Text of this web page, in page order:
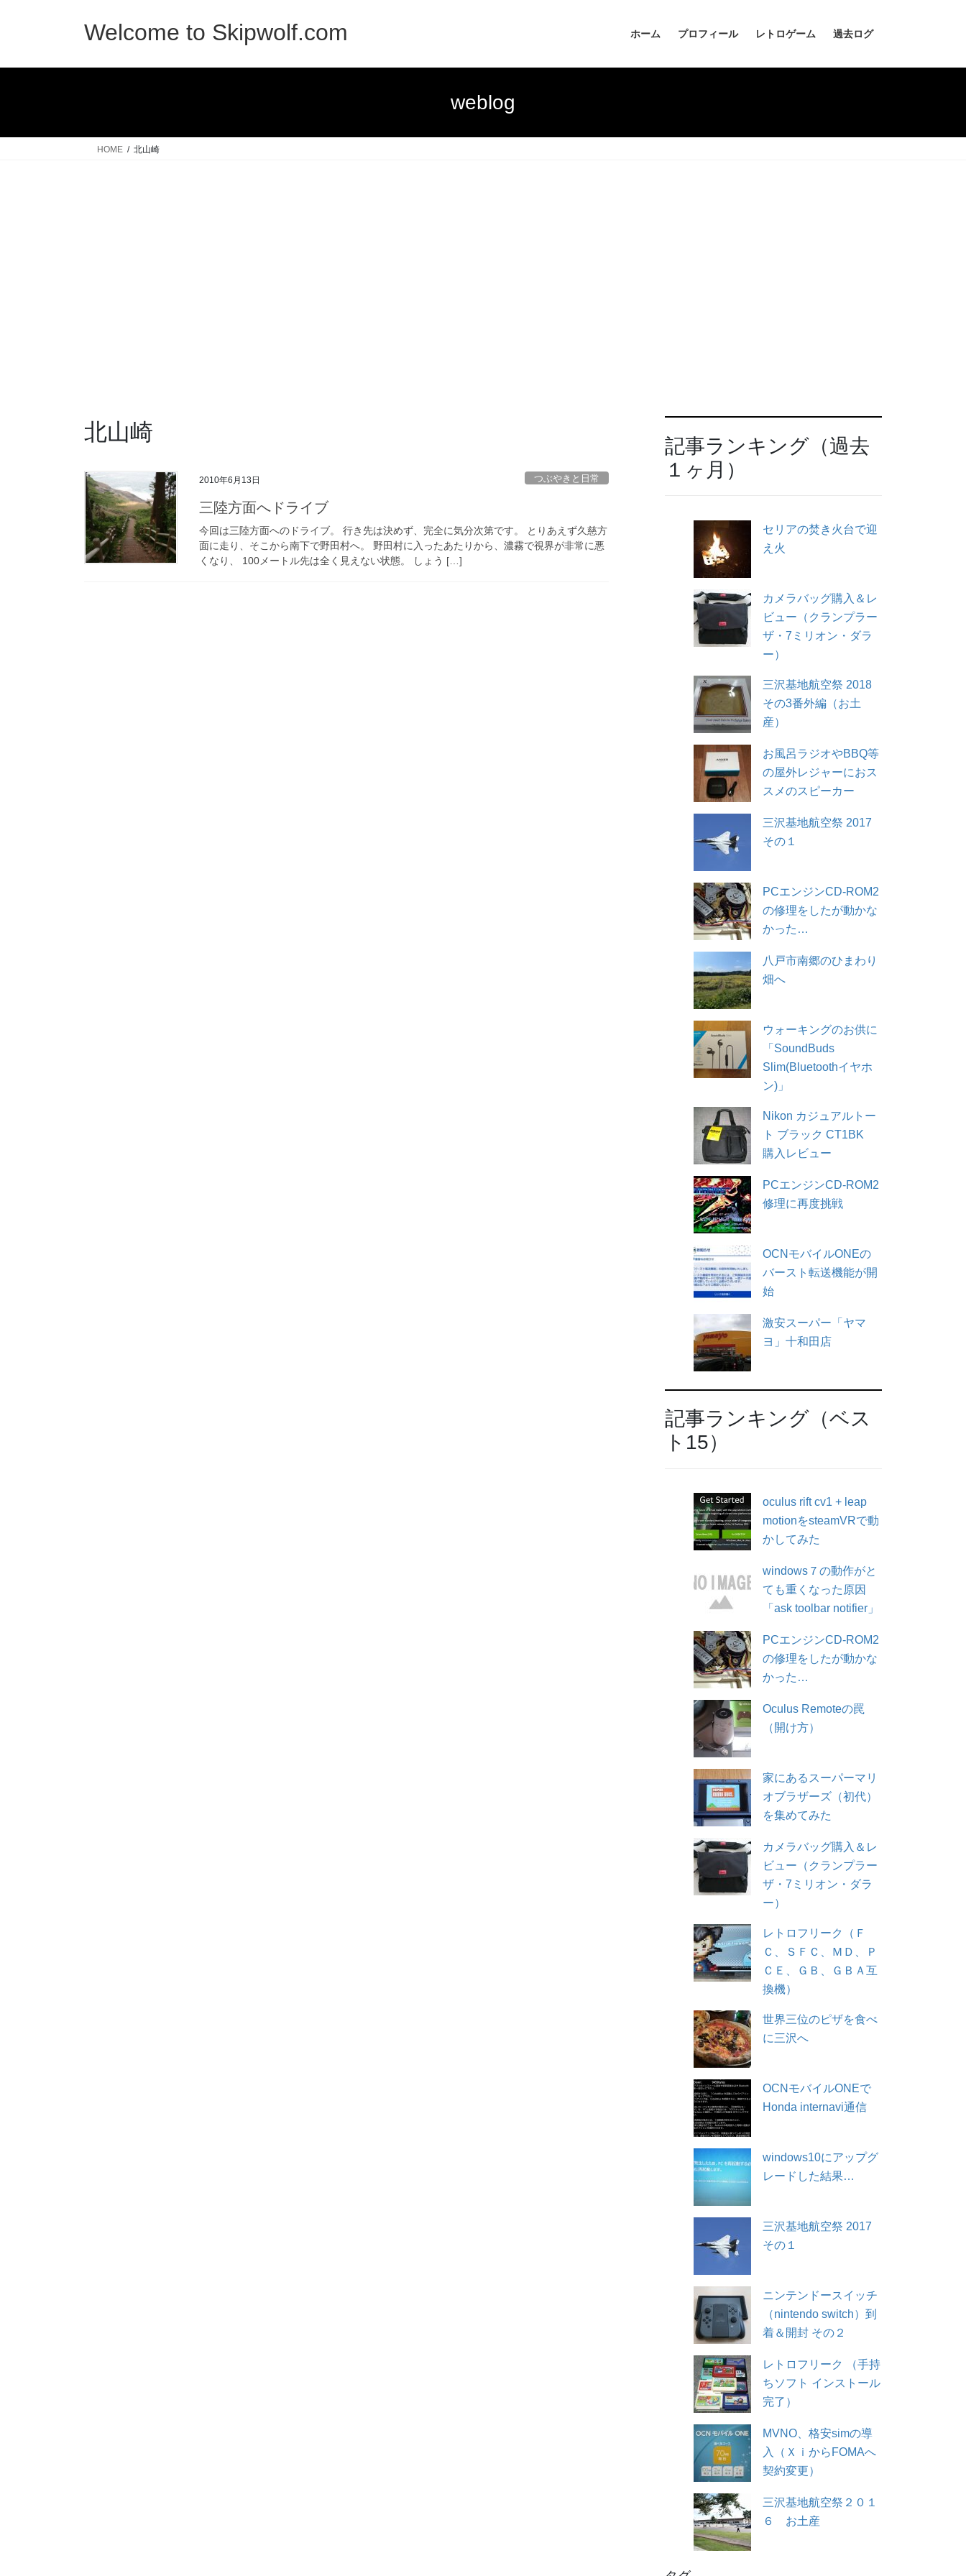
Welcome to Skipwolf.com ホーム プロフィール レトロゲーム 過去ログ
weblog
HOME 北山崎
北山崎
2010年6月13日 つぶやきと日常
三陸方面へドライブ
今回は三陸方面へのドライブ。 行き先は決めず、完全に気分次第です。 とりあえず久慈方
面に走り、そこから南下で野田村へ。 野田村に入ったあたりから、濃霧で視界が非常に悪
くなり、 100メートル先は全く見えない状態。 しょう […]
記事ランキング（過去
１ヶ月）
セリアの焚き火台で迎
え火
カメラバッグ購入＆レ
ビュー（クランプラー
ザ・7ミリオン・ダラ
ー）
三沢基地航空祭 2018
その3番外編（お土
産）
お風呂ラジオやBBQ等
の屋外レジャーにおス
スメのスピーカー
三沢基地航空祭 2017
その１
PCエンジンCD-ROM2
の修理をしたが動かな
かった…
八戸市南郷のひまわり
畑へ
ウォーキングのお供に
「SoundBuds
Slim(Bluetoothイヤホ
ン)」
Nikon カジュアルトー
ト ブラック CT1BK
購入レビュー
PCエンジンCD-ROM2
修理に再度挑戦
OCNモバイルONEの
バースト転送機能が開
始
激安スーパー「ヤマ
ヨ」十和田店
記事ランキング（ベス
ト15）
oculus rift cv1 + leap
motionをsteamVRで動
かしてみた
windows７の動作がと
ても重くなった原因
「ask toolbar notifier」
PCエンジンCD-ROM2
の修理をしたが動かな
かった…
Oculus Remoteの罠
（開け方）
家にあるスーパーマリ
オブラザーズ（初代）
を集めてみた
カメラバッグ購入＆レ
ビュー（クランプラー
ザ・7ミリオン・ダラ
ー）
レトロフリーク（Ｆ
Ｃ、ＳＦＣ、ＭＤ、Ｐ
ＣＥ、ＧＢ、ＧＢＡ互
換機）
世界三位のピザを食べ
に三沢へ
OCNモバイルONEで
Honda internavi通信
windows10にアップグ
レードした結果…
三沢基地航空祭 2017
その１
ニンテンドースイッチ
（nintendo switch）到
着＆開封 その２
レトロフリーク （手持
ちソフト インストール
完了）
MVNO、格安simの導
入（ＸｉからFOMAへ
契約変更）
三沢基地航空祭２０１
６ お土産